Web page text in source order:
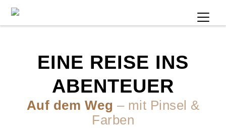
Zum Inhalt springen
EINE REISE INS
ABENTEUER
Auf dem Weg – mit Pinsel &
Farben